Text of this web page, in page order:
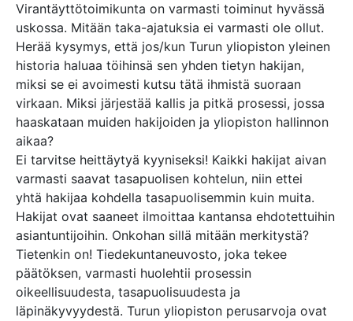
Virantäyttötoimikunta on varmasti toiminut hyvässä
uskossa. Mitään taka-ajatuksia ei varmasti ole ollut.
Herää kysymys, että jos/kun Turun yliopiston yleinen
historia haluaa töihinsä sen yhden tietyn hakijan,
miksi se ei avoimesti kutsu tätä ihmistä suoraan
virkaan. Miksi järjestää kallis ja pitkä prosessi, jossa
haaskataan muiden hakijoiden ja yliopiston hallinnon
aikaa?
Ei tarvitse heittäytyä kyyniseksi! Kaikki hakijat aivan
varmasti saavat tasapuolisen kohtelun, niin ettei
yhtä hakijaa kohdella tasapuolisemmin kuin muita.
Hakijat ovat saaneet ilmoittaa kantansa ehdotettuihin
asiantuntijoihin. Onkohan sillä mitään merkitystä?
Tietenkin on! Tiedekuntaneuvosto, joka tekee
päätöksen, varmasti huolehtii prosessin
oikeellisuudesta, tasapuolisuudesta ja
läpinäkyvyydestä. Turun yliopiston perusarvoja ovat